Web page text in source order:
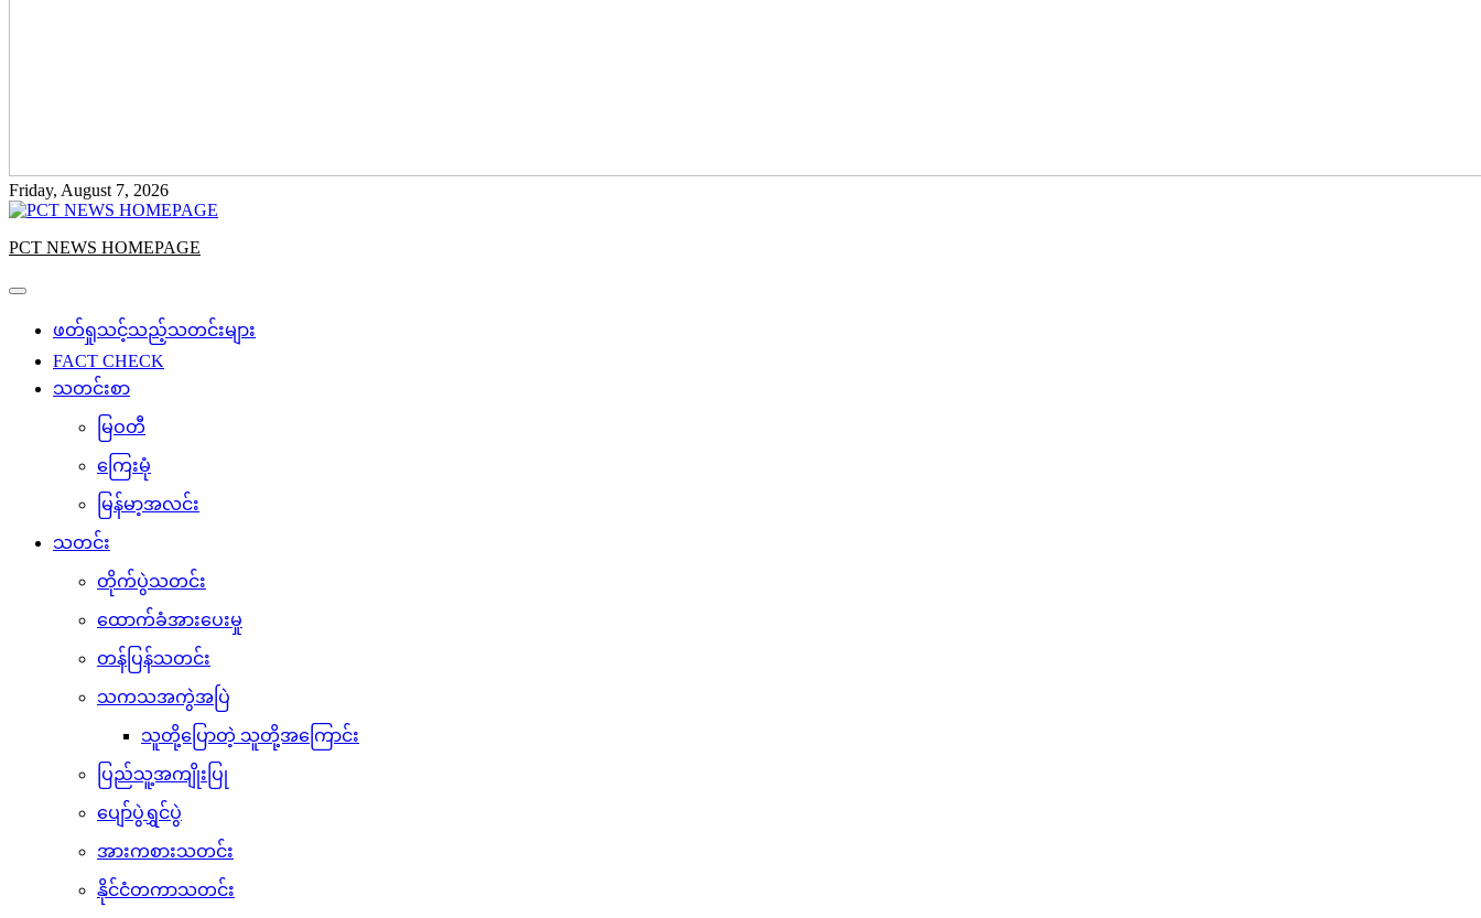
Friday, August 7, 2026
PCT NEWS HOMEPAGE
ဖတ်ရှုသင့်သည့်သတင်းများ
FACT CHECK
သတင်းစာ
မြဝတီ
ကြေးမုံ
မြန်မာ့အလင်း
သတင်း
တိုက်ပွဲသတင်း
ထောက်ခံအားပေးမှု
တန်ပြန်သတင်း
သကသအကွဲအပြဲ
သူတို့ပြောတဲ့ သူတို့အကြောင်း
ပြည်သူ့အကျိုးပြု
ပျော်ပွဲရွှင်ပွဲ
အားကစားသတင်း
နိုင်ငံတကာသတင်း